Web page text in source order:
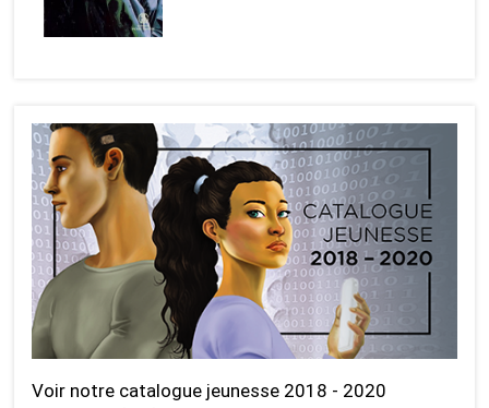
Voir notre catalogue jeunesse 2018 - 2020